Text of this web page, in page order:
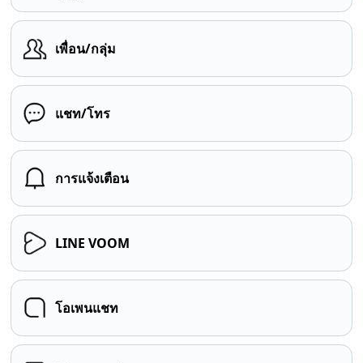
เพื่อน/กลุ่ม
แชท/โทร
การแจ้งเตือน
LINE VOOM
โอเพนแชท